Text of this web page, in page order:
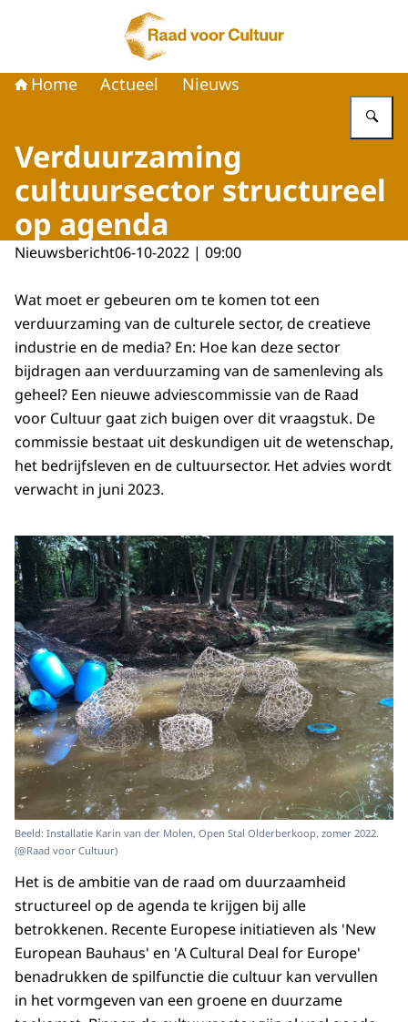
Naar de homepage van Raad voor Cultuur
Home Actueel Nieuws
Verduurzaming
cultuursector structureel
op agenda
Nieuwsbericht06-10-2022 | 09:00
Wat moet er gebeuren om te komen tot een
verduurzaming van de culturele sector, de creatieve
industrie en de media? En: Hoe kan deze sector
bijdragen aan verduurzaming van de samenleving als
geheel? Een nieuwe adviescommissie van de Raad
voor Cultuur gaat zich buigen over dit vraagstuk. De
commissie bestaat uit deskundigen uit de wetenschap,
het bedrijfsleven en de cultuursector. Het advies wordt
verwacht in juni 2023.
Beeld: Installatie Karin van der Molen, Open Stal Olderberkoop, zomer 2022.
(@Raad voor Cultuur)
Het is de ambitie van de raad om duurzaamheid
structureel op de agenda te krijgen bij alle
betrokkenen. Recente Europese initiatieven als 'New
European Bauhaus' en 'A Cultural Deal for Europe'
benadrukken de spilfunctie die cultuur kan vervullen
in het vormgeven van een groene en duurzame